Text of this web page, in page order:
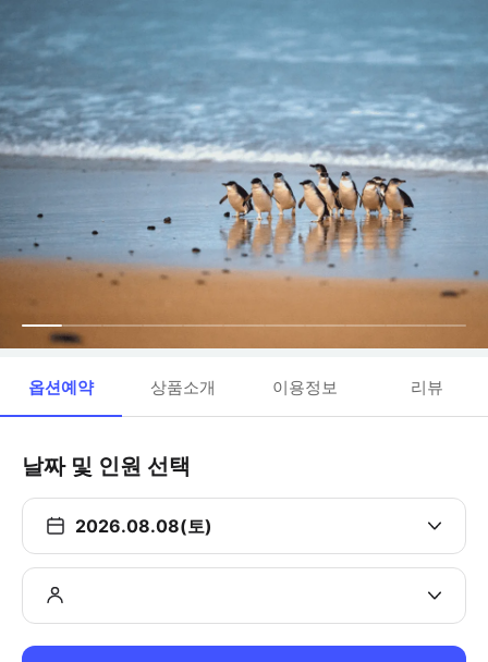
옵션예약 상품소개 이용정보 리뷰
날짜 및 인원 선택
2026.08.08(토)